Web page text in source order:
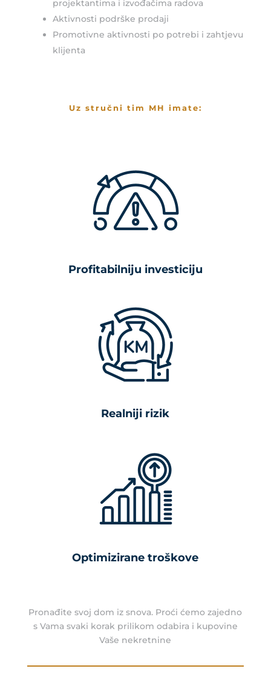
projektantima i izvođačima radova
Aktivnosti podrške prodaji
Promotivne aktivnosti po potrebi i zahtjevu
klijenta
Uz stručni tim MH imate:
Profitabilniju investiciju
Realniji rizik
Optimizirane troškove
Pronađite svoj dom iz snova. Proći ćemo zajedno
s Vama svaki korak prilikom odabira i kupovine
Vaše nekretnine